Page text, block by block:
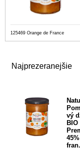
Najprezeranejšie
vý
BIO
125469 Orange de France